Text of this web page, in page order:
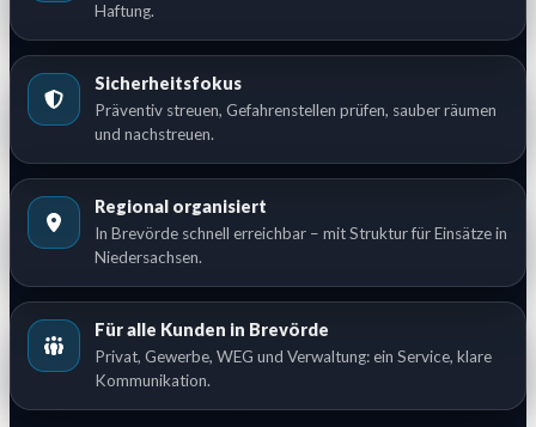
Haftung.
Sicherheitsfokus
Präventiv streuen, Gefahrenstellen prüfen, sauber räumen
und nachstreuen.
Regional organisiert
In Brevörde schnell erreichbar – mit Struktur für Einsätze in
Niedersachsen.
Für alle Kunden in Brevörde
Privat, Gewerbe, WEG und Verwaltung: ein Service, klare
Kommunikation.